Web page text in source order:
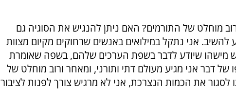
מוחלט של התורמים? האם ניתן להנגיש את הסוגיה גם
להשיב. אני נתקל במילואים באנשים שרחוקים מקיום מצוות
מישהו שיודע לדבר בשפת הערכים שלהם, בשפה שאומרת
של דבר אני מגיע מעולם דתי ותורני, ומאחר ורוב מוחלט של
לסגור את הכמות הנצרכת, אני לא מרגיש צורך לפנות לציבור